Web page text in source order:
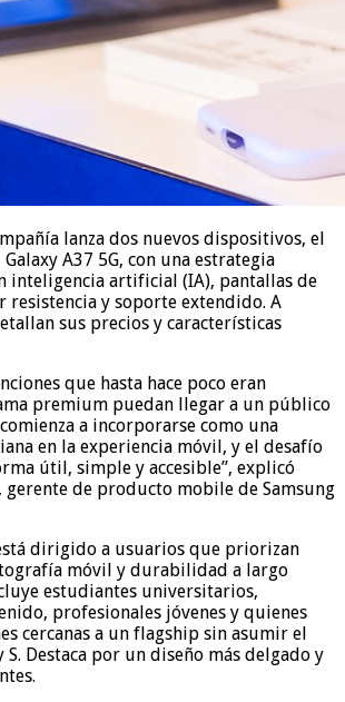
lanza dos nuevos dispositivos, el
Galaxy A37 5G, con una estrategia
inteligencia artificial (IA), pantallas de
resistencia y soporte extendido. A
sus precios y características
que hasta hace poco eran
premium puedan llegar a un público
a incorporarse como una
en la experiencia móvil, y el desafío
útil, simple y accesible”, explicó
gerente de producto mobile de Samsung
dirigido a usuarios que priorizan
móvil y durabilidad a largo
estudiantes universitarios,
profesionales jóvenes y quienes
cercanas a un flagship sin asumir el
S. Destaca por un diseño más delgado y